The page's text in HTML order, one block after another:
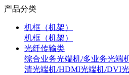
产品分类
机框（机架）
机框（机架）
光纤传输类
综合业务光端机/多业务光端
清光端机/HDMI光端机/DVI